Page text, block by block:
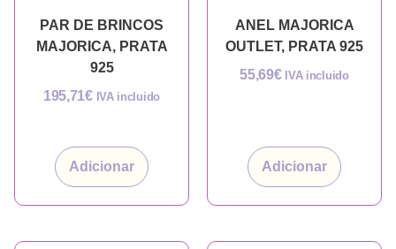
PAR DE BRINCOS
MAJORICA, PRATA
925
195,71€ IVA incluido
Adicionar
ANEL MAJORICA
OUTLET, PRATA 925
55,69€ IVA incluido
Adicionar